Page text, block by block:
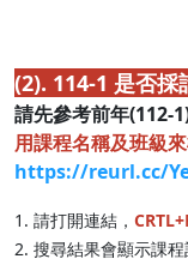
(2). 114-1 是否採
請先參考前年(112-
用課程名稱及班級
https://reurl.cc/
1. 請打開連結，
2. 搜尋結果會顯示課